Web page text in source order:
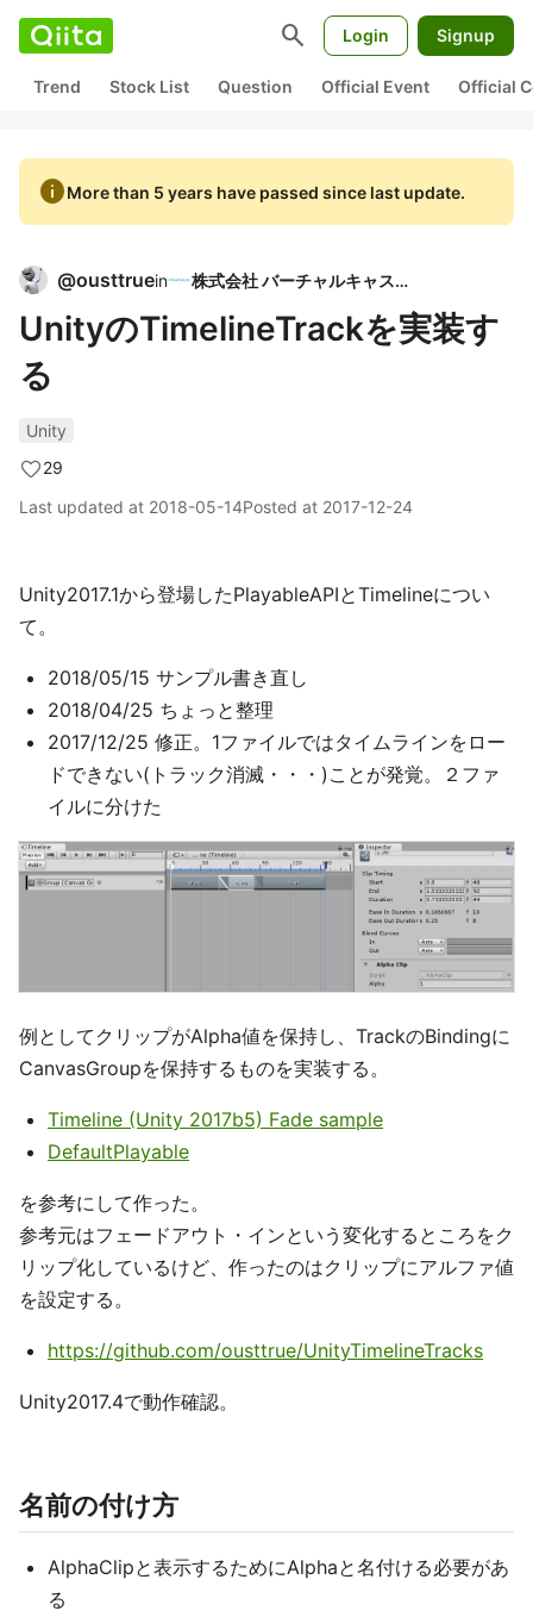
search Login Signup
Trend Stock List Question Official Event Official
infoMore than 5 years have passed since last update.
@ousttruein 株式会社 バーチャルキャスト
UnityのTimelineTrackを実装す
る
Unity
29
Last updated at 2018-05-14Posted at 2017-12-24
Unity2017.1から登場したPlayableAPIとTimelineについ
て。
2018/05/15 サンプル書き直し
2018/04/25 ちょっと整理
2017/12/25 修正。1ファイルではタイムラインをロー
ドできない(トラック消滅・・・)ことが発覚。２ファ
イルに分けた
例としてクリップがAlpha値を保持し、TrackのBindingに
CanvasGroupを保持するものを実装する。
Timeline (Unity 2017b5) Fade sample
DefaultPlayable
を参考にして作った。
参考元はフェードアウト・インという変化するところをク
リップ化しているけど、作ったのはクリップにアルファ値
を設定する。
https://github.com/ousttrue/UnityTimelineTracks
Unity2017.4で動作確認。
名前の付け方
AlphaClipと表示するためにAlphaと名付ける必要があ
る